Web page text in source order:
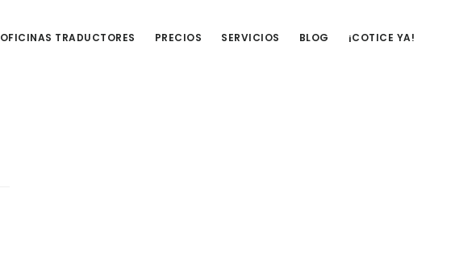
OFICINAS TRADUCTORES PRECIOS SERVICIOS BLOG ¡COTICE YA!